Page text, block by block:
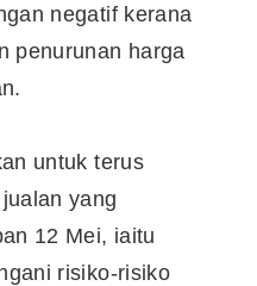
negatif kerana
penurunan harga
untuk terus
yang
12 Mei, iaitu
risiko-risiko